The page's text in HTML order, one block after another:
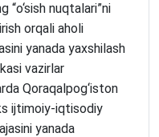
“o‘sish nuqtalari”ni
orqali aholi
yanada yaxshilash
vazirlar
Qoraqalpog‘iston
ijtimoiy-iqtisodiy
yanada